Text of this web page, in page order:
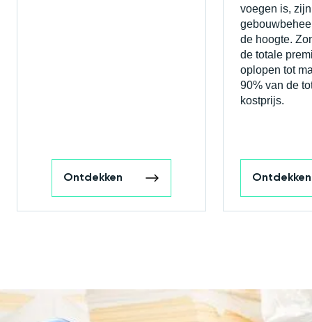
Ontdekken
voegen is,
de hoogte.
de totale
oplopen tot
90% van de
kostprijs.
Ontdekken